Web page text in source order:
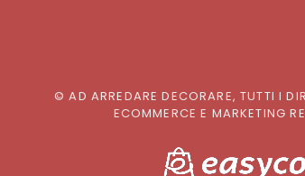
© AD ARREDARE DECORARE, TUTTI I
ECOMMERCE E MARKETING